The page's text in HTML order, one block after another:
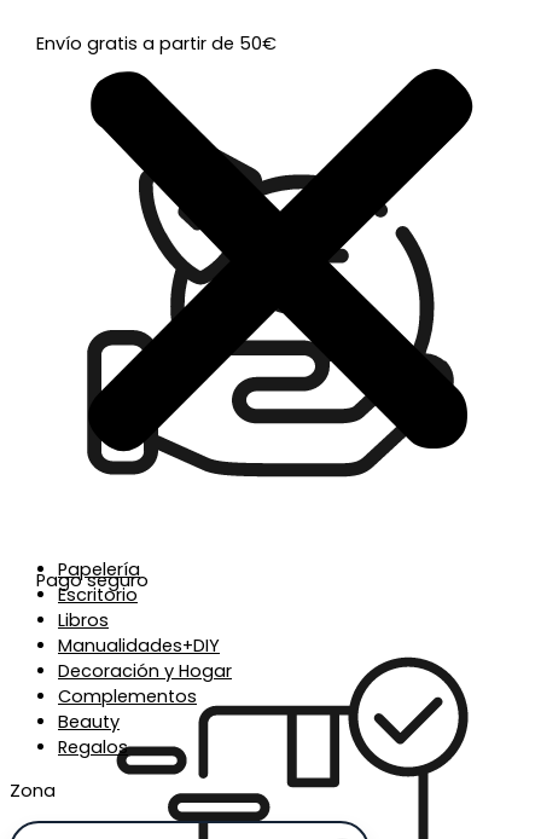
Papelería
Escritorio
Libros
Manualidades+DIY
Decoración y Hogar
Complementos
Beauty
Regalos
Zona
Envío gratis a partir de 50€
Pago seguro